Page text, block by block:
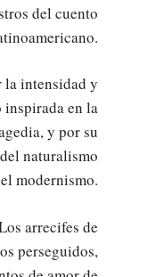
del cuento
la intensidad y
inspirada en la
y por su
naturalismo
modernismo.
arrecifes de
perseguidos,